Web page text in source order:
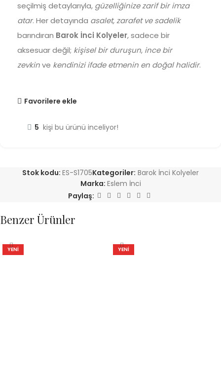
seçilmiş detaylarıyla, güzelliğinize zarif bir imza
atar. Her detayında asalet, zarafet ve sadelik
barındıran Barok İnci Kolyeler, sadece bir
aksesuar değil; kişisel bir duruşun, ince bir
zevkinve kendinizi ifade etmenin en doğal halidir.
Favorilere ekle
5 kişi bu ürünü inceliyor!
Stok kodu: ES-S1705Kategoriler: Barok İnci Kolyeler
Marka: Eslem İnci
Paylaş:
Benzer Ürünler
YENI YENI